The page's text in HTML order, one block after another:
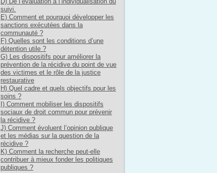
suivi.
E) Comment et pourquoi développer les
sanctions exécutées dans la
communauté ?
F) Quelles sont les conditions d’une
détention utile ?
G) Les dispositifs pour améliorer la
prévention de la récidive du point de vue
des victimes et le rôle de la justice
restaurative
H) Quel cadre et quels objectifs pour les
soins ?
I) Comment mobiliser les dispositifs
sociaux de droit commun pour prévenir
la récidive ?
J) Comment évoluent l’opinion publique
et les médias sur la question de la
récidive ?
K) Comment la recherche peut-elle
contribuer à mieux fonder les politiques
publiques ?